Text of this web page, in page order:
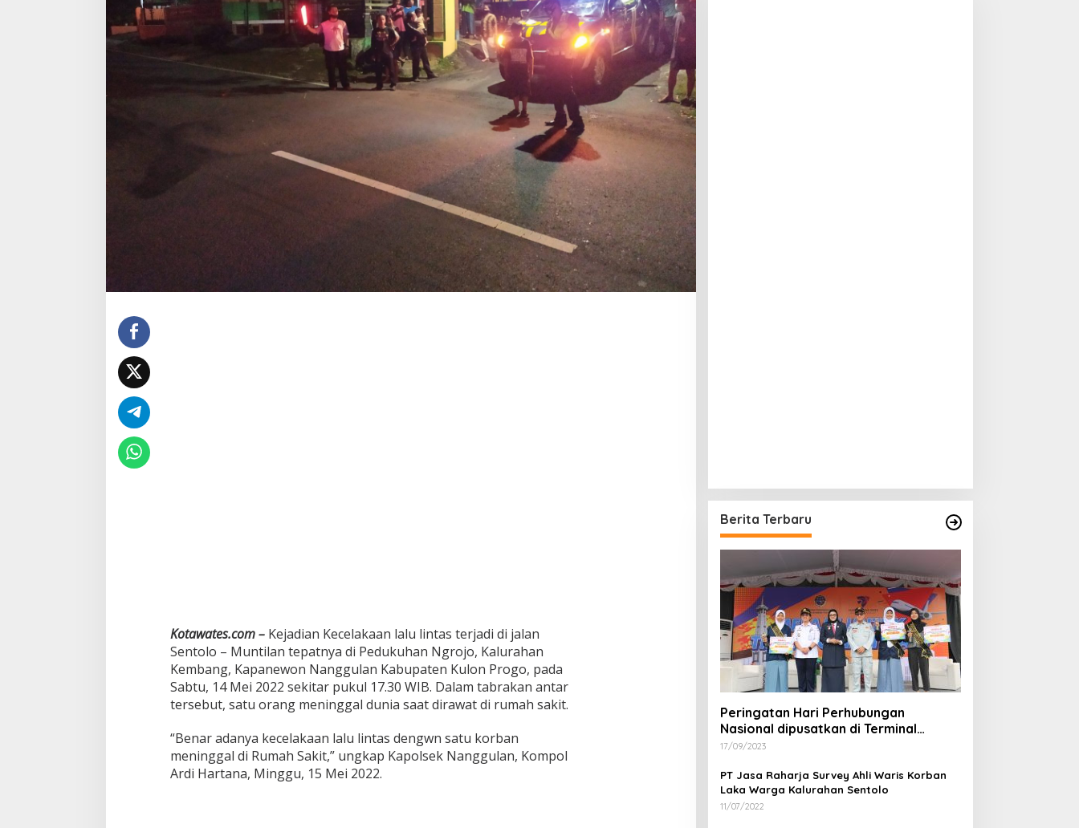
Kotawates.com –Kejadian Kecelakaan lalu lintas terjadi di jalan
Sentolo – Muntilan tepatnya di Pedukuhan Ngrojo, Kalurahan
Kembang, Kapanewon Nanggulan Kabupaten Kulon Progo, pada
Sabtu, 14 Mei 2022 sekitar pukul 17.30 WIB. Dalam tabrakan antar
tersebut, satu orang meninggal dunia saat dirawat di rumah sakit.
“Benar adanya kecelakaan lalu lintas dengwn satu korban
meninggal di Rumah Sakit,” ungkap Kapolsek Nanggulan, Kompol
Ardi Hartana, Minggu, 15 Mei 2022.
Berita Terbaru
Peringatan Hari Perhubungan
Nasional dipusatkan di Terminal
Wates Kulon Progo
17/09/2023
PT Jasa Raharja Survey Ahli Waris Korban
Laka Warga Kalurahan Sentolo
11/07/2022